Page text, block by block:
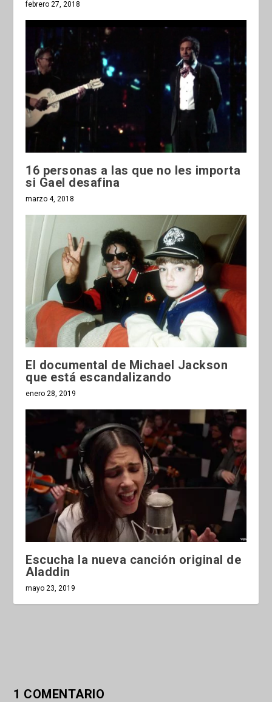
febrero 27, 2018
16 personas a las que no les importa
si Gael desafina
marzo 4, 2018
El documental de Michael Jackson
que está escandalizando
enero 28, 2019
Escucha la nueva canción original de
Aladdin
mayo 23, 2019
1 COMENTARIO